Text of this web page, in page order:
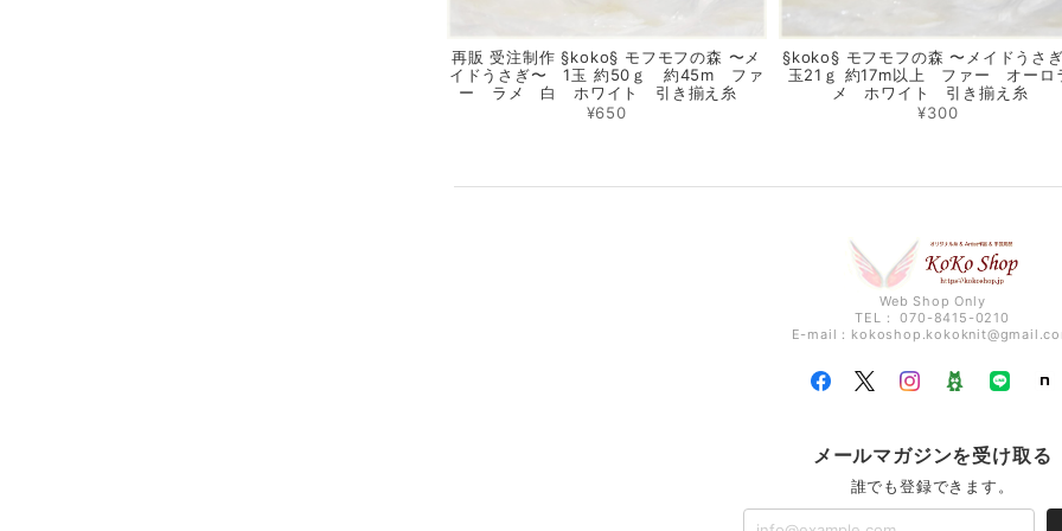
再販 受注制作 §koko§ モフモフの森 〜メ
イドうさぎ〜 1玉 約50ｇ 約45m ファ
ー ラメ 白 ホワイト 引き揃え糸
¥650
§koko§ モフモフの森 〜メイドうさ
玉21ｇ 約17m以上 ファー オーロ
メ ホワイト 引き揃え糸
¥300
Web Shop Only
TEL： 070-8415-0210
E-mail：
メールマガジンを受け取る
誰でも登録できます。